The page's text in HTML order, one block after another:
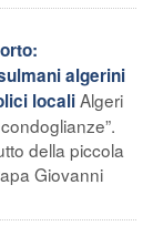
algerini
localiAlgeri
della piccola
Giovanni